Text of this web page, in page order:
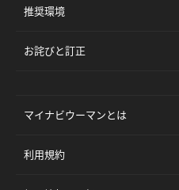
推奨環境
お詫びと訂正
マイナビウーマンとは
利用規約